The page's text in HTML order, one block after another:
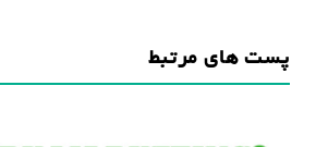
ی
پست های مرتبط